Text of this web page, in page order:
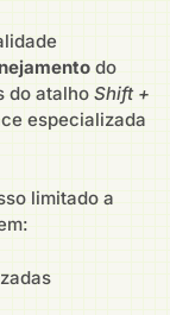
do
do atalho Shift +
especializada
limitado a